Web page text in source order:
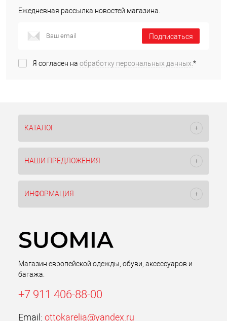
Ежедневная рассылка новостей магазина.
Подписаться
Я согласен на обработку персональных данных.*
КАТАЛОГ
НАШИ ПРЕДЛОЖЕНИЯ
ИНФОРМАЦИЯ
Магазин европейской одежды, обуви, аксессуаров и
багажа.
+7 911 406-88-00
Email: ottokarelia@yandex.ru